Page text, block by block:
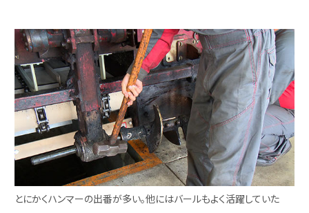
とにかくハンマーの出番が多い。他にはバールもよく活躍していた